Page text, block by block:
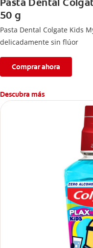
Pasta Dental
50 g
Pasta Dental Colgate Kids
delicadamente sin flúor
Comprar ahora
Descubra más